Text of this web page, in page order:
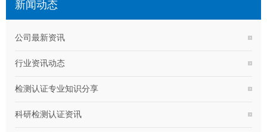
新闻动态
公司最新资讯
行业资讯动态
检测认证专业知识分享
科研检测认证资讯